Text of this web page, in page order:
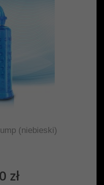
(niebieski)
zł